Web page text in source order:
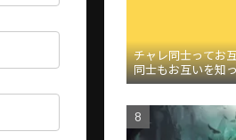
チャレ同士ってお
同士もお互いを知